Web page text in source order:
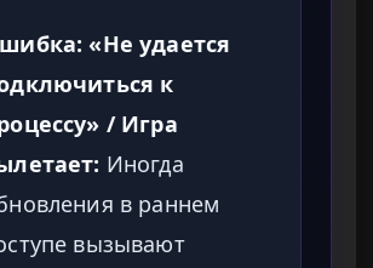
«Не удается
к
/ Игра
Иногда
в раннем
вызывают